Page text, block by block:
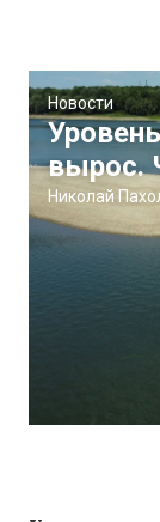
Новости
вырос.
Николай